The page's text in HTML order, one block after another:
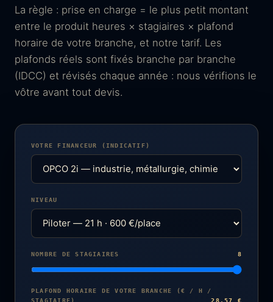
La règle : prise en charge = le plus petit montant
entre le produit heures × stagiaires × plafond
horaire de votre branche, et notre tarif. Les
plafonds réels sont fixés branche par branche
(IDCC) et révisés chaque année : nous vérifions le
vôtre avant tout devis.
VOTRE FINANCEUR (INDICATIF)
NIVEAU
NOMBRE DE STAGIAIRES 8
PLAFOND HORAIRE DE VOTRE BRANCHE (€ / H /
STAGIAIRE)
28,57 €